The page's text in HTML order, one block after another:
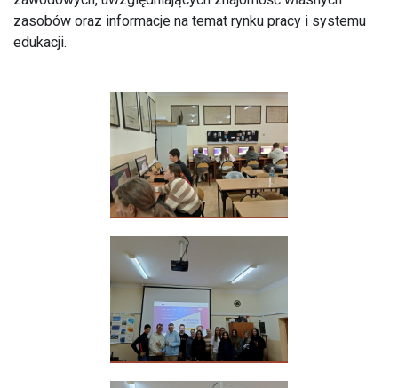
zasobów oraz informacje na temat rynku pracy i systemu
edukacji.